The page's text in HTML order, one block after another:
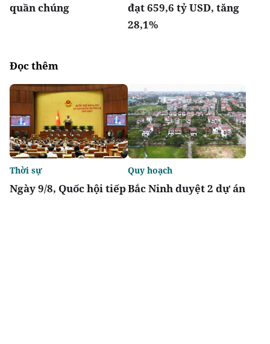
quần chúng
đạt 659,6 tỷ USD, tăng
28,1%
Đọc thêm
Ngày 9/8, Quốc hội tiếp
Thời sự
Bắc Ninh duyệt 2 dự án
Quy hoạch